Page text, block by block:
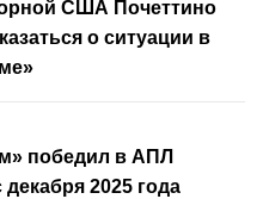
США Почеттино
о ситуации в
победил в АПЛ
2025 года